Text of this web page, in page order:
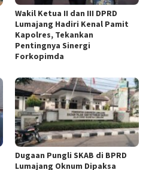
Wakil Ketua II dan III DPRD
Lumajang Hadiri Kenal Pamit
Kapolres, Tekankan
Pentingnya Sinergi
Forkopimda
Dugaan Pungli SKAB di BPRD
Lumajang Oknum Dipaksa